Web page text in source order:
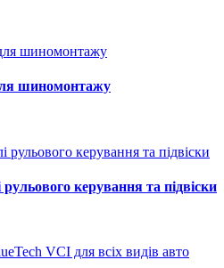
шиномонтажу
керування та підвіски